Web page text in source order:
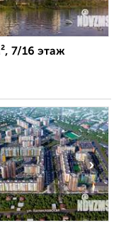
7/16 этаж
›